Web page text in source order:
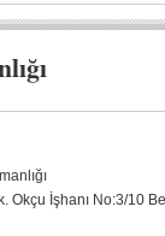
Okçu İşhanı No:3/10